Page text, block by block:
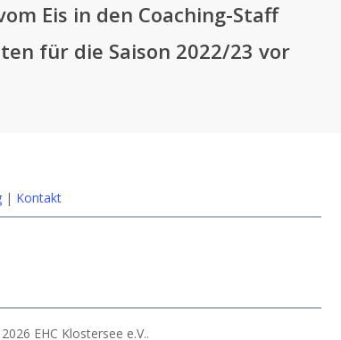
Eis in den Coaching-Staff
für die Saison 2022/23 vor
| Kontakt
EHC Klostersee e.V..